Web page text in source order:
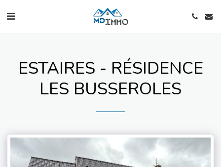
ESTAIRES - RÉSIDENCE
LES BUSSEROLES